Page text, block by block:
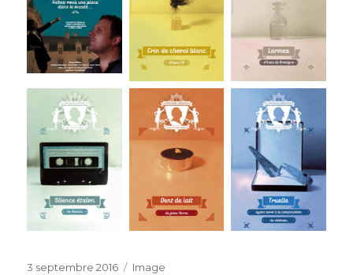
Publié
3 septembre 2016 Format
Image